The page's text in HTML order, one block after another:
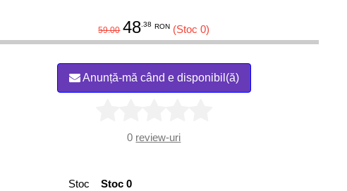
59.00 48 .38 RON (Stoc 0)
Anunță-mă când e disponibil(ă)
0 review-uri
Stoc
Stoc 0